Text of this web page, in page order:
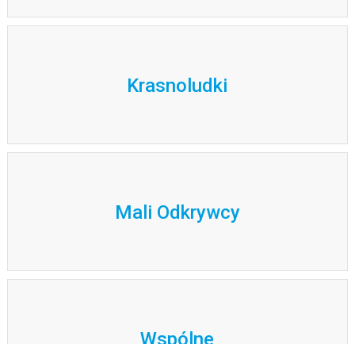
Krasnoludki
Mali Odkrywcy
Wspólne